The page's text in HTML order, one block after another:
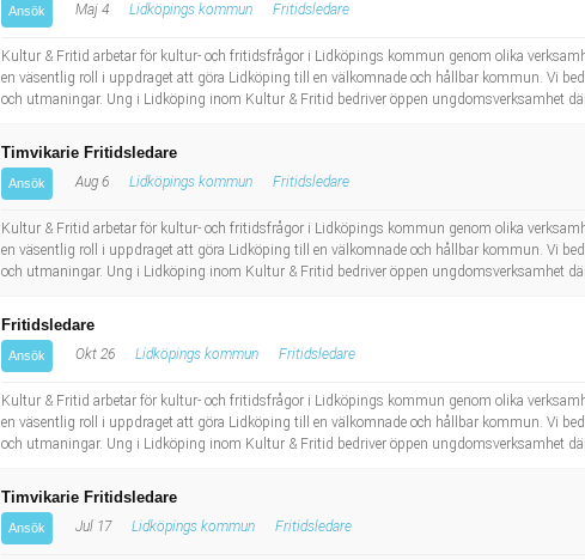
Ansök Maj 4 Lidköpings kommun Fritidsledare
Kultur & Fritid arbetar för kultur- och fritidsfrågor i Lidköpings kommun genom olika
en väsentlig roll i uppdraget att göra Lidköping till en välkomnade och hållbar kommun. Vi
och utmaningar. Ung i Lidköping inom Kultur & Fritid bedriver öppen ungdomsverksamhet
Timvikarie Fritidsledare
Ansök Aug 6 Lidköpings kommun Fritidsledare
Kultur & Fritid arbetar för kultur- och fritidsfrågor i Lidköpings kommun genom olika
en väsentlig roll i uppdraget att göra Lidköping till en välkomnade och hållbar kommun. Vi
och utmaningar. Ung i Lidköping inom Kultur & Fritid bedriver öppen ungdomsverksamhet
Fritidsledare
Ansök Okt 26 Lidköpings kommun Fritidsledare
Kultur & Fritid arbetar för kultur- och fritidsfrågor i Lidköpings kommun genom olika
en väsentlig roll i uppdraget att göra Lidköping till en välkomnade och hållbar kommun. Vi
och utmaningar. Ung i Lidköping inom Kultur & Fritid bedriver öppen ungdomsverksamhet
Timvikarie Fritidsledare
Ansök Jul 17 Lidköpings kommun Fritidsledare